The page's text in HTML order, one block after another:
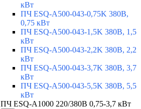
кВт
ПЧ ESQ-A500-043-0,75K 380В,
0,75 кВт
ПЧ ESQ-A500-043-1,5K 380В, 1,5
кВт
ПЧ ESQ-A500-043-2,2K 380В, 2,2
кВт
ПЧ ESQ-A500-043-3,7K 380В, 3,7
кВт
ПЧ ESQ-A500-043-5,5K 380В, 5,5
кВт
ПЧ ESQ-A1000 220/380В 0,75-3,7 кВт